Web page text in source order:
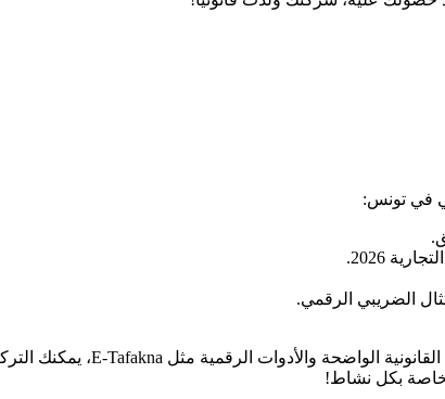
2026.
الضريبي الرقمي.
بكل نشاط!